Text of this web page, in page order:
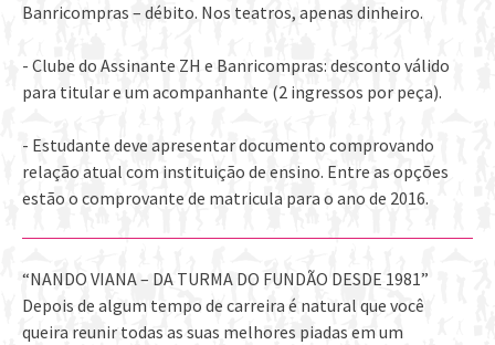
Banricompras – débito. Nos teatros, apenas dinheiro.
- Clube do Assinante ZH e Banricompras: desconto válido
para titular e um acompanhante (2 ingressos por peça).
- Estudante deve apresentar documento comprovando
relação atual com instituição de ensino. Entre as opções
estão o comprovante de matricula para o ano de 2016.
“NANDO VIANA – DA TURMA DO FUNDÃO DESDE 1981”
Depois de algum tempo de carreira é natural que você
queira reunir todas as suas melhores piadas em um